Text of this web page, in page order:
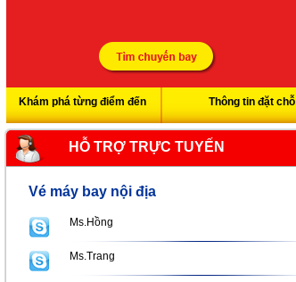
Khám phá từng điểm đến Thông tin đặt chỗ
HỖ TRỢ TRỰC TUYẾN
Vé máy bay nội địa
Ms.Hồng
Ms.Trang